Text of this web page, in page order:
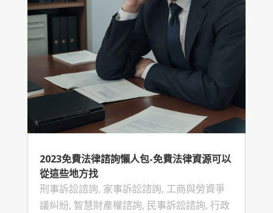
2023免費法律諮詢懶人包-免費法律資源可以
從這些地方找
刑事訴訟諮詢, 家事訴訟諮詢, 工商與勞資爭
議糾紛, 智慧財產權諮詢, 民事訴訟諮詢, 行政